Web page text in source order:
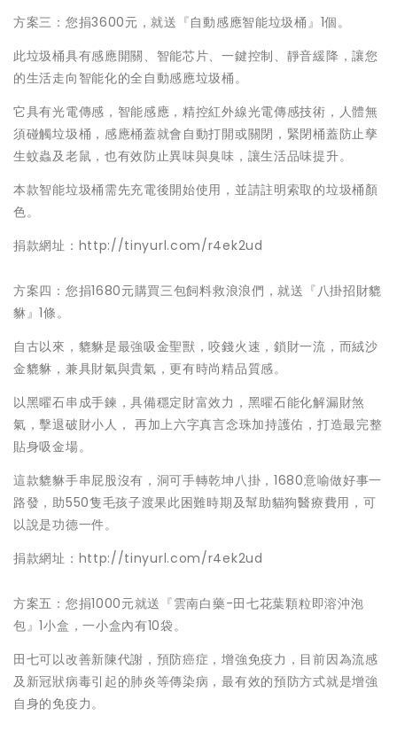
方案三：您捐3600元，就送『自動感應智能垃圾桶』1個。
此垃圾桶具有感應開關、智能芯片、一鍵控制、靜音緩降，讓您
的生活走向智能化的全自動感應垃圾桶。
它具有光電傳感，智能感應，精控紅外線光電傳感技術，人體無
須碰觸垃圾桶，感應桶蓋就會自動打開或關閉，緊閉桶蓋防止孳
生蚊蟲及老鼠，也有效防止異味與臭味，讓生活品味提升。
本款智能垃圾桶需先充電後開始使用，並請註明索取的垃圾桶顏
色。
捐款網址：http://tinyurl.com/r4ek2ud
方案四：您捐1680元購買三包飼料救浪浪們，就送『八掛招財貔
貅』1條。
自古以來，貔貅是最強吸金聖獸，咬錢火速，鎖財一流，而絨沙
金貔貅，兼具財氣與貴氣，更有時尚精品質感。
以黑曜石串成手鍊，具備穩定財富效力，黑曜石能化解漏財煞
氣，擊退破財小人， 再加上六字真言念珠加持護佑，打造最完整
貼身吸金場。
這款貔貅手串屁股沒有，洞可手轉乾坤八掛，1680意喻做好事一
路發，助550隻毛孩子渡果此困難時期及幫助貓狗醫療費用，可
以說是功德一件。
捐款網址：http://tinyurl.com/r4ek2ud
方案五：您捐1000元就送『雲南白藥-田七花葉顆粒即溶沖泡
包』1小盒，一小盒內有10袋。
田七可以改善新陳代謝，預防癌症，增強免疫力，目前因為流感
及新冠狀病毒引起的肺炎等傳染病，最有效的預防方式就是增強
自身的免疫力。